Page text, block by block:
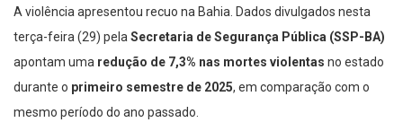
A violência apresentou recuo na Bahia. Dados divulgados nesta
terça-feira (29) pelaSecretaria de Segurança Pública (SSP-BA)
apontam uma redução de 7,3% nas mortes violentas no estado
durante o primeiro semestre de 2025, em comparação com o
mesmo período do ano passado.